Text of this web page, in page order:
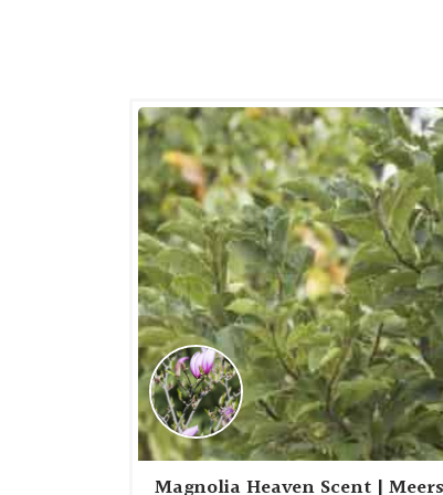
Magnolia Heaven Scent |